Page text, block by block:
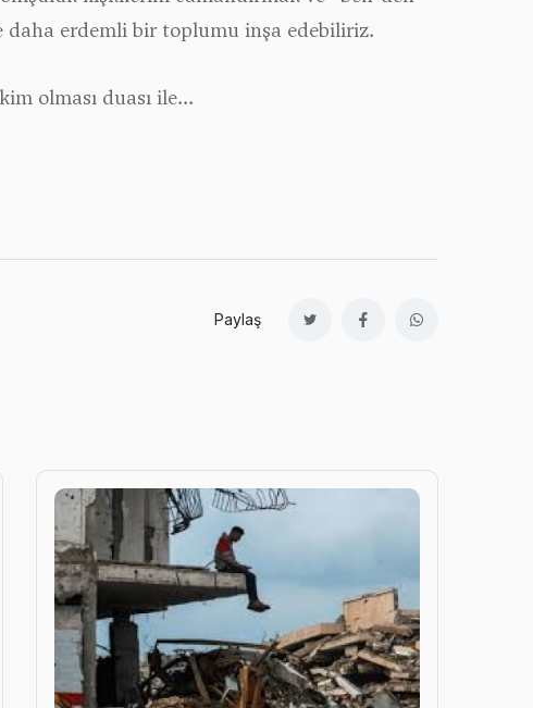
erdemli bir toplumu inşa edebiliriz.
olması duası ile...
Paylaş